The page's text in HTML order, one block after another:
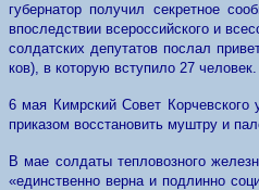
губернатор получил секретное
впоследствии всероссийского и
солдатских депутатов послал
ков), в которую вступило 27 человек.
6 мая Кимрский Совет
приказом восстановить муштру и
В мае солдаты тепловозного
«единственно верна и подлинно